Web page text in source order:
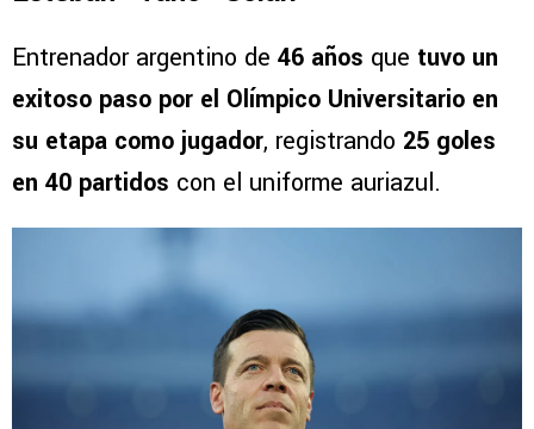
Entrenador argentino de 46 años que tuvo un
exitoso paso por el Olímpico Universitario en
su etapa como jugador, registrando 25 goles
en 40 partidos con el uniforme auriazul.